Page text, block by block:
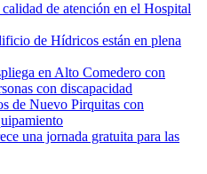
de atención en el Hospital
de Hídricos están en plena
en Alto Comedero con
con discapacidad
de Nuevo Pirquitas con
una jornada gratuita para las